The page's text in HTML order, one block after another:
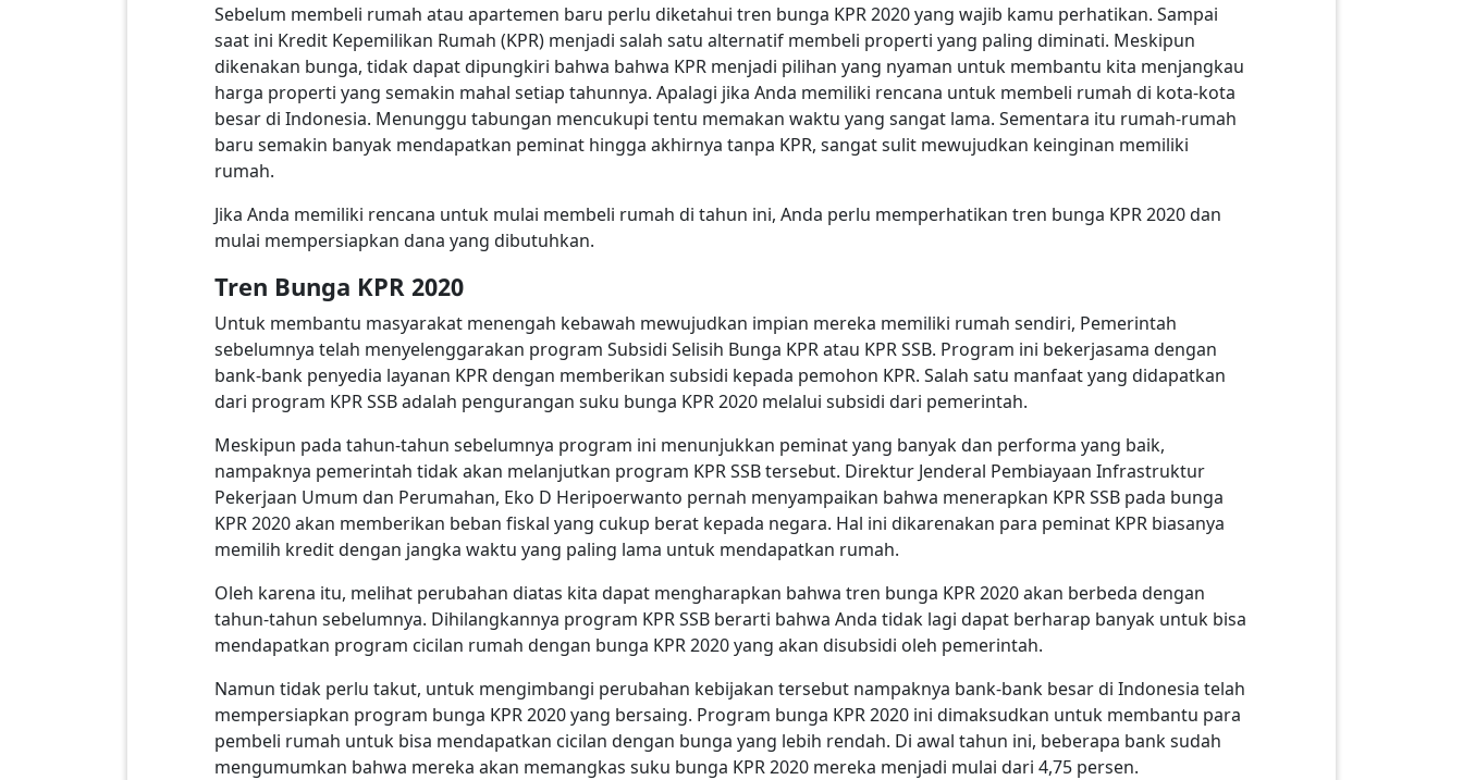
Sebelum membeli rumah atau apartemen baru perlu diketahui tren bunga KPR 2020 yang wajib kamu perhatikan. Sampai
saat ini Kredit Kepemilikan Rumah (KPR) menjadi salah satu alternatif membeli properti yang paling diminati. Meskipun
dikenakan bunga, tidak dapat dipungkiri bahwa bahwa KPR menjadi pilihan yang nyaman untuk membantu kita menjangkau
harga properti yang semakin mahal setiap tahunnya. Apalagi jika Anda memiliki rencana untuk membeli rumah di kota-kota
besar di Indonesia. Menunggu tabungan mencukupi tentu memakan waktu yang sangat lama. Sementara itu rumah-rumah
baru semakin banyak mendapatkan peminat hingga akhirnya tanpa KPR, sangat sulit mewujudkan keinginan memiliki
rumah.
Jika Anda memiliki rencana untuk mulai membeli rumah di tahun ini, Anda perlu memperhatikan tren bunga KPR 2020 dan
mulai mempersiapkan dana yang dibutuhkan.
Tren Bunga KPR 2020
Untuk membantu masyarakat menengah kebawah mewujudkan impian mereka memiliki rumah sendiri, Pemerintah
sebelumnya telah menyelenggarakan program Subsidi Selisih Bunga KPR atau KPR SSB. Program ini bekerjasama dengan
bank-bank penyedia layanan KPR dengan memberikan subsidi kepada pemohon KPR. Salah satu manfaat yang didapatkan
dari program KPR SSB adalah pengurangan suku bunga KPR 2020 melalui subsidi dari pemerintah.
Meskipun pada tahun-tahun sebelumnya program ini menunjukkan peminat yang banyak dan performa yang baik,
nampaknya pemerintah tidak akan melanjutkan program KPR SSB tersebut. Direktur Jenderal Pembiayaan Infrastruktur
Pekerjaan Umum dan Perumahan, Eko D Heripoerwanto pernah menyampaikan bahwa menerapkan KPR SSB pada bunga
KPR 2020 akan memberikan beban fiskal yang cukup berat kepada negara. Hal ini dikarenakan para peminat KPR biasanya
memilih kredit dengan jangka waktu yang paling lama untuk mendapatkan rumah.
Oleh karena itu, melihat perubahan diatas kita dapat mengharapkan bahwa tren bunga KPR 2020 akan berbeda dengan
tahun-tahun sebelumnya. Dihilangkannya program KPR SSB berarti bahwa Anda tidak lagi dapat berharap banyak untuk bisa
mendapatkan program cicilan rumah dengan bunga KPR 2020 yang akan disubsidi oleh pemerintah.
Namun tidak perlu takut, untuk mengimbangi perubahan kebijakan tersebut nampaknya bank-bank besar di Indonesia telah
mempersiapkan program bunga KPR 2020 yang bersaing. Program bunga KPR 2020 ini dimaksudkan untuk membantu para
pembeli rumah untuk bisa mendapatkan cicilan dengan bunga yang lebih rendah. Di awal tahun ini, beberapa bank sudah
mengumumkan bahwa mereka akan memangkas suku bunga KPR 2020 mereka menjadi mulai dari 4,75 persen.